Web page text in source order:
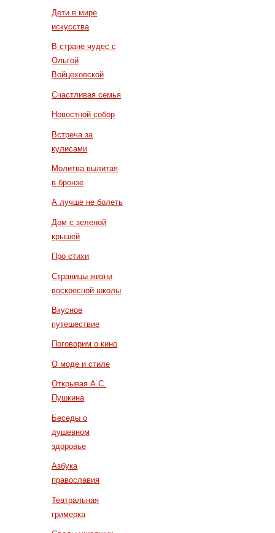
Дети в мире
искусства
В стране чудес с
Ольгой
Войцеховской
Счастливая семья
Новостной собор
Встреча за
кулисами
Молитва вылитая
в бронзе
А лучше не болеть
Дом с зеленой
крышей
Про стихи
Страницы жизни
воскресной школы
Вкусное
путешествие
Поговорим о кино
О моде и стиле
Открывая А.С.
Пушкина
Беседы о
душевном
здоровье
Азбука
православия
Театральная
гримерка